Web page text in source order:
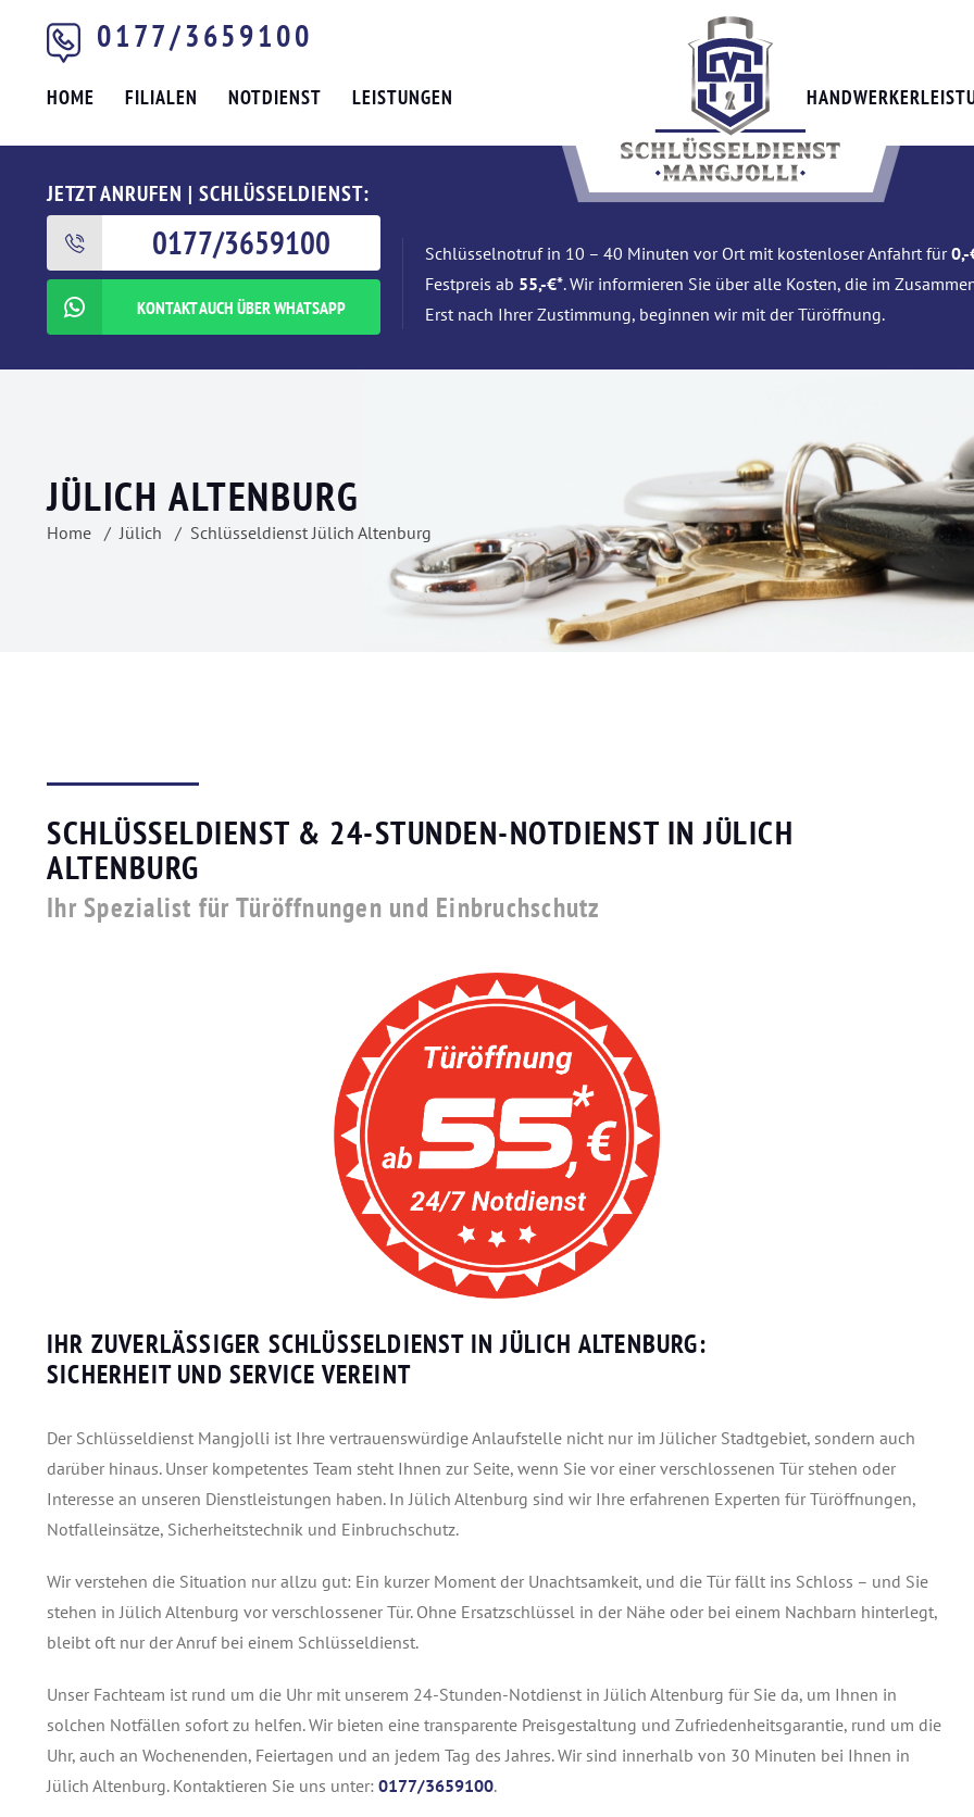
0177/3659100
HOME FILIALEN NOTDIENST LEISTUNGEN
JETZT ANRUFEN | SCHLÜSSELDIENST:
0177/3659100
KONTAKT AUCH ÜBER WHATSAPP
Schlüsselnotruf in 10 – 40 Minuten vor Ort mit kostenloser Anfahrt für0,-
Festpreis ab 55,-€*. Wir informieren Sie über alle Kosten, die im
Erst nach Ihrer Zustimmung, beginnen wir mit der Türöffnung.
JÜLICH ALTENBURG
Home Jülich Schlüsseldienst Jülich Altenburg
SCHLÜSSELDIENST & 24-STUNDEN-NOTDIENST IN JÜLICH
ALTENBURG
Ihr Spezialist für Türöffnungen und Einbruchschutz
IHR ZUVERLÄSSIGER SCHLÜSSELDIENST IN JÜLICH ALTENBURG:
SICHERHEIT UND SERVICE VEREINT
Der Schlüsseldienst Mangjolli ist Ihre vertrauenswürdige Anlaufstelle nicht nur im Jülicher Stadtgebiet, sondern auch
darüber hinaus. Unser kompetentes Team steht Ihnen zur Seite, wenn Sie vor einer verschlossenen Tür stehen oder
Interesse an unseren Dienstleistungen haben. In Jülich Altenburg sind wir Ihre erfahrenen Experten für Türöffnungen,
Notfalleinsätze, Sicherheitstechnik und Einbruchschutz.
Wir verstehen die Situation nur allzu gut: Ein kurzer Moment der Unachtsamkeit, und die Tür fällt ins Schloss – und Sie
stehen in Jülich Altenburg vor verschlossener Tür. Ohne Ersatzschlüssel in der Nähe oder bei einem Nachbarn hinterlegt,
bleibt oft nur der Anruf bei einem Schlüsseldienst.
Unser Fachteam ist rund um die Uhr mit unserem 24-Stunden-Notdienst in Jülich Altenburg für Sie da, um Ihnen in
solchen Notfällen sofort zu helfen. Wir bieten eine transparente Preisgestaltung und Zufriedenheitsgarantie, rund um die
Uhr, auch an Wochenenden, Feiertagen und an jedem Tag des Jahres. Wir sind innerhalb von 30 Minuten bei Ihnen in
Jülich Altenburg. Kontaktieren Sie uns unter: 0177/3659100.